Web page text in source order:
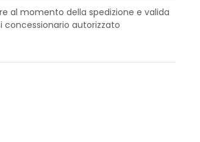
al momento della spedizione e valida
concessionario autorizzato